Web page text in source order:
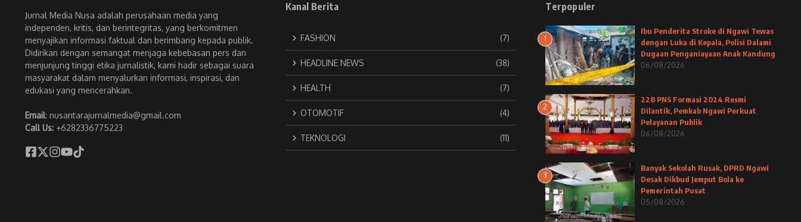
Jurnal Media Nusa adalah perusahaan media yang
independen, kritis, dan berintegritas, yang berkomitmen
menyajikan informasi faktual dan berimbang kepada publik.
Didirikan dengan semangat menjaga kebebasan pers dan
menjunjung tinggi etika jurnalistik, kami hadir sebagai suara
masyarakat dalam menyalurkan informasi, inspirasi, dan
edukasi yang mencerahkan.
Email: nusantarajurnalmedia@gmail.com
Call Us: +6282336775223
Kanal Berita
FASHION (7)
HEADLINE NEWS (38)
HEALTH (7)
OTOMOTIF (4)
TEKNOLOGI (11)
Terpopuler
1
Ibu Penderita Stroke di Ngawi Tewas
dengan Luka di Kepala, Polisi Dalami
Dugaan Penganiayaan Anak Kandung
06/08/2026
2
228 PNS Formasi 2024 Resmi
Dilantik, Pemkab Ngawi Perkuat
Pelayanan Publik
06/08/2026
3
Banyak Sekolah Rusak, DPRD Ngawi
Desak Dikbud Jemput Bola ke
Pemerintah Pusat
05/08/2026